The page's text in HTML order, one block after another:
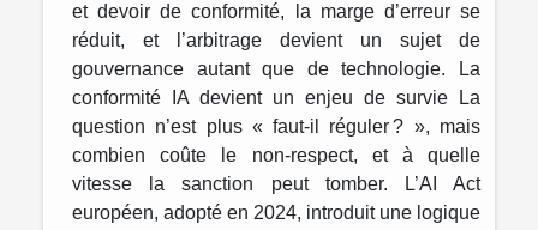
et devoir de conformité, la marge d’erreur se
réduit, et l’arbitrage devient un sujet de
gouvernance autant que de technologie. La
conformité IA devient un enjeu de survie La
question n’est plus « faut-il réguler ? », mais
combien coûte le non-respect, et à quelle
vitesse la sanction peut tomber. L’AI Act
européen, adopté en 2024, introduit une logique